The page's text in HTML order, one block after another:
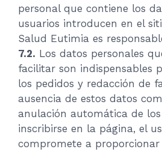
personal que contiene los
usuarios introducen en el
Salud Eutimia es
7.2. Los datos personales
facilitar son indispensables
los pedidos y redacción de
ausencia de estos datos
anulación automática de los
inscribirse en la página, el
compromete a proporcionar